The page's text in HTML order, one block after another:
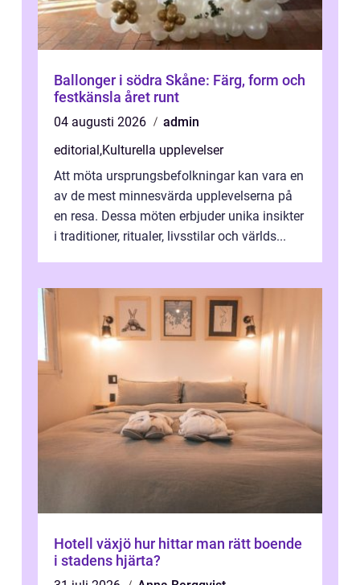
Ballonger i södra Skåne: Färg, form och
festkänsla året runt
04 augusti 2026
admin
editorial,Kulturella upplevelser
Att möta ursprungsbefolkningar kan vara en
av de mest minnesvärda upplevelserna på
en resa. Dessa möten erbjuder unika insikter
i traditioner, ritualer, livsstilar och världs...
Hotell växjö hur hittar man rätt boende
i stadens hjärta?